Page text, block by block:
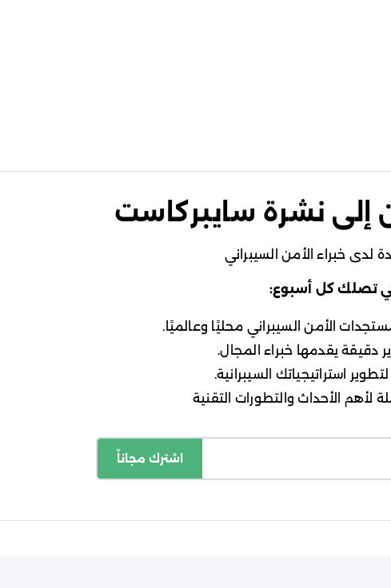
إلى نشرة سايبركاست
لدى خبراء الأمن السيبراني
تصلك كل أسبوع:
الأمن السيبراني محليًا وعالميًا.
دقيقة يقدمها خبراء المجال.
استراتيجياتك السيبرانية.
لأهم الأحداث والتطورات التقنية
اشترك مجاناً